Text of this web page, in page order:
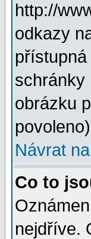
http://
odkazy
schránky
obrázku
Návrat
Co to
nejdříve.